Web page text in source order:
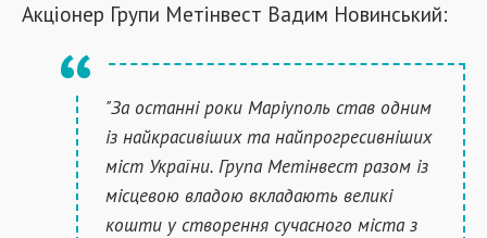
Акціонер Групи Метінвест Вадим Новинський:
"За останні роки Маріуполь став одним
із найкрасивіших та найпрогресивніших
міст України. Група Метінвест разом із
місцевою владою вкладають великі
кошти у створення сучасного міста з